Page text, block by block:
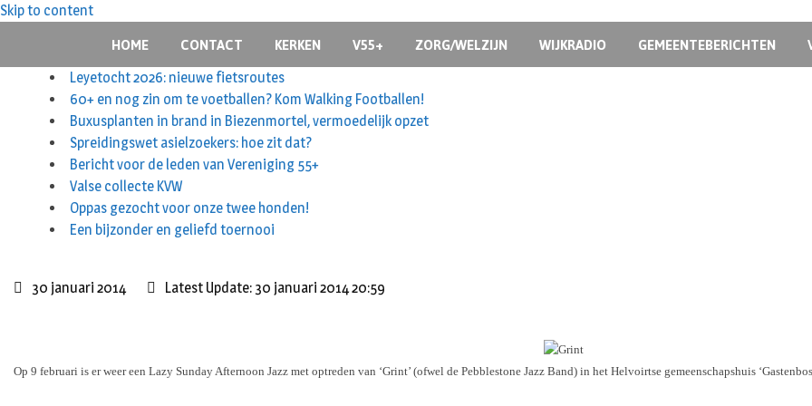
Skip to content
HOME CONTACT KERKEN V55+ ZORG/WELZIJN WIJKRADIO GEMEENTEBERICHTEN
Leyetocht 2026: nieuwe fietsroutes
60+ en nog zin om te voetballen? Kom Walking Footballen!
Buxusplanten in brand in Biezenmortel, vermoedelijk opzet
Spreidingswet asielzoekers: hoe zit dat?
Bericht voor de leden van Vereniging 55+
Valse collecte KVW
Oppas gezocht voor onze twee honden!
Een bijzonder en geliefd toernooi
30 januari 2014 Latest Update: 30 januari 2014 20:59
Op 9 februari is er weer een Lazy Sunday Afternoon Jazz met optreden van ‘Grint’ (ofwel de Pebblestone Jazz Band) in het Helvoirtse gemeenschapshuis